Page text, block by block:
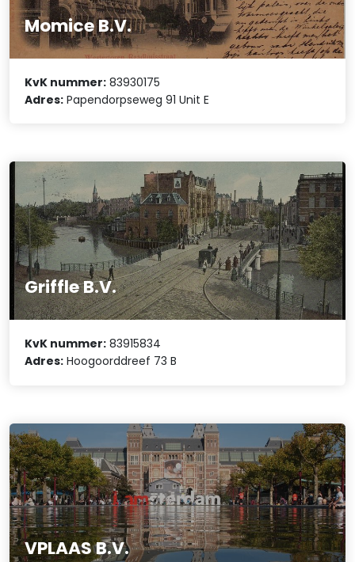
Momice B.V.
KvK nummer: 83930175
Adres: Papendorpseweg 91 Unit E
Griffle B.V.
KvK nummer: 83915834
Adres: Hoogoorddreef 73 B
VPLAAS B.V.